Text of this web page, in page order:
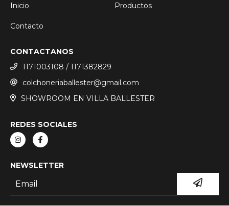
Inicio
Productos
Contacto
CONTACTANOS
1171003108 / 1171382829
colchoneriaballester@gmail.com
SHOWROOM EN VILLA BALLESTER
REDES SOCIALES
NEWSLETTER